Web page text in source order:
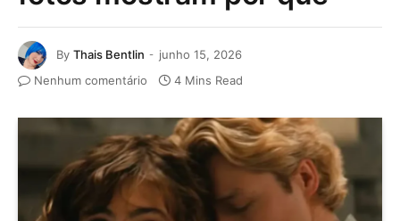
By Thais Bentlin
junho 15, 2026
Nenhum comentário
4 Mins Read